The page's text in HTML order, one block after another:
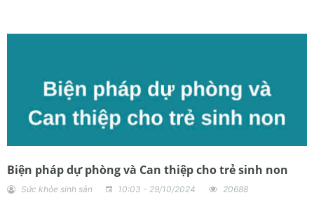
Biện pháp dự phòng và Can thiệp cho trẻ sinh non
Sức khỏe sinh sản 10:03 - 29/10/2024 20688